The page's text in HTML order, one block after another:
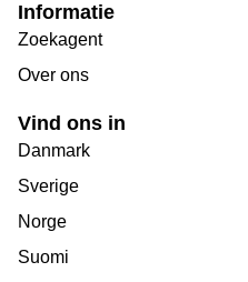
Informatie
Zoekagent
Over ons
Vind ons in
Danmark
Sverige
Norge
Suomi